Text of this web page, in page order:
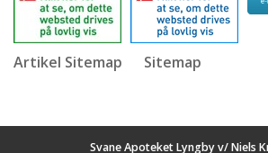
Artikel Sitemap Sitemap
Svane Apoteket Lyngby v/ Niels